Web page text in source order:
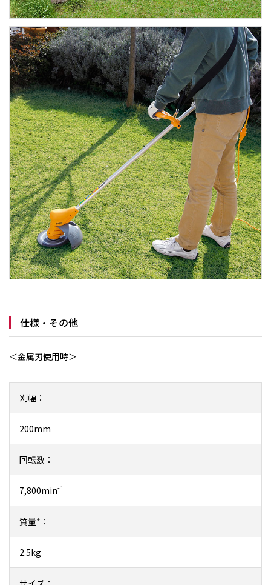
仕様・その他
＜金属刃使用時＞
刈幅：
200mm
回転数：
7,800min-1
質量*：
2.5kg